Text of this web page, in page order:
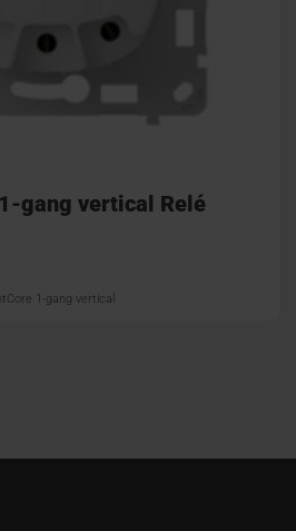
gang vertical Relé
1-gang vertical